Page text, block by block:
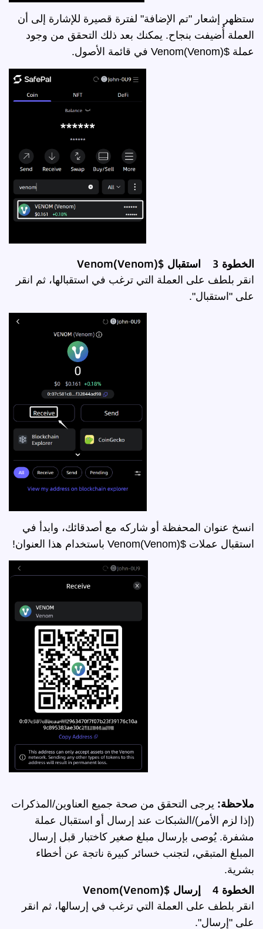
ستظهر إشعار "تم الإضافة" لفترة قصيرة للإشارة إلى أن
العملة أُضيفت بنجاح. يمكنك بعد ذلك التحقق من وجود
عملة $Venom(Venom) في قائمة الأصول.
الخطوة 3 استقبال $Venom(Venom)
انقر بلطف على العملة التي ترغب في استقبالها، ثم انقر
على "استقبال".
انسخ عنوان المحفظة أو شاركه مع أصدقائك، وابدأ في
استقبال عملات $Venom(Venom) باستخدام هذا العنوان!
ملاحظة: يرجى التحقق من صحة جميع العناوين/المذكرات
(إذا لزم الأمر)/الشبكات عند إرسال أو استقبال عملة
مشفرة. يُوصى بإرسال مبلغ صغير كاختبار قبل إرسال
المبلغ المتبقي، لتجنب خسائر كبيرة ناتجة عن أخطاء
بشرية.
الخطوة 4 إرسال $Venom(Venom)
انقر بلطف على العملة التي ترغب في إرسالها، ثم انقر
على "إرسال".